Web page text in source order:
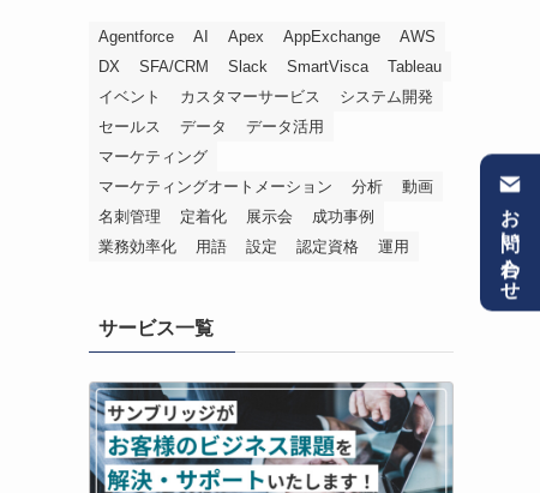
Agentforce AI Apex AppExchange
AWS
DX
SFA/CRM Slack SmartVisca
Tableau
イベント
カスタマーサービス
システム開発
セールス
データ
データ活用
マーケティング
マーケティングオートメーション
分析
動画
名刺管理
定着化 展示会
成功事例
業務効率化
用語 設定 認定資格 運用
サービス一覧
お問い合わせ